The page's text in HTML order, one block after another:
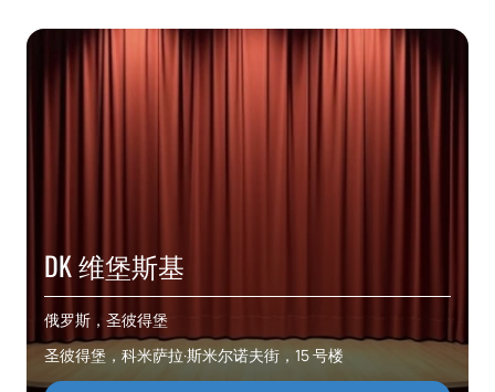
DK 维堡斯基
俄罗斯，圣彼得堡
圣彼得堡，科米萨拉·斯米尔诺夫街，15 号楼